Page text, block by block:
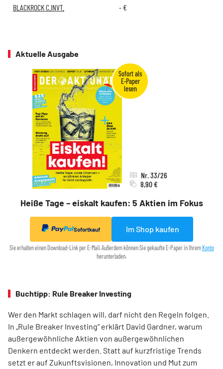
BLACKROCK C.INVT. -€
Aktuelle Ausgabe
Heiße Tage – eiskalt kaufen: 5 Aktien im Fokus
Nr. 33/26
8,90 €
Sofortkauf Im Shop kaufen
Sie erhalten einen Download-Link per E-Mail. Außerdem können Sie gekaufte E-Paper in Ihrem Konto
herunterladen.
Buchtipp: Rule Breaker Investing
Wer den Markt schlagen will, darf nicht den Regeln folgen.
In „Rule Breaker Investing“ erklärt David Gardner, warum
außergewöhnliche Aktien von außer­gewöhnlichen
Denkern entdeckt werden. Statt auf kurzfristige Trends
setzt er auf Zukunftsvisionen, Innovation und Mut zum